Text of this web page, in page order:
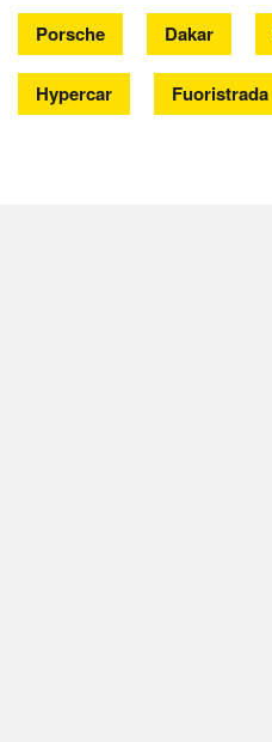
Porsche Dakar
Hypercar Fuoristrada